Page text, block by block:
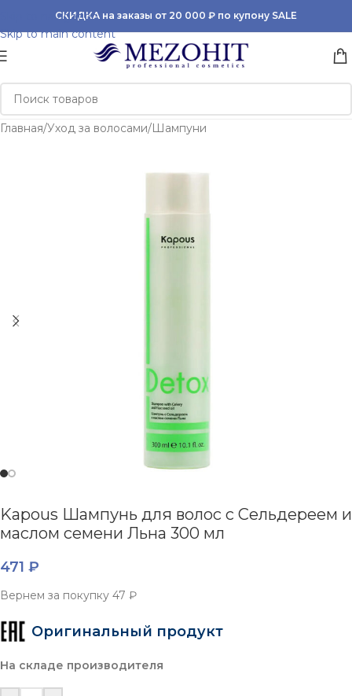
Skip to navigation
Skip to main content
СКИДКА на заказы от 20 000 ₽ по купону SALE
Главная/Уход за волосами/Шампуни
Kapous Шампунь для волос с Сельдереем и
маслом семени Льна 300 мл
471 ₽
Вернем за покупку 47 ₽
Оригинальный продукт
На складе производителя